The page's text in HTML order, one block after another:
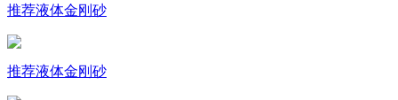
推荐液体金刚砂
推荐液体金刚砂